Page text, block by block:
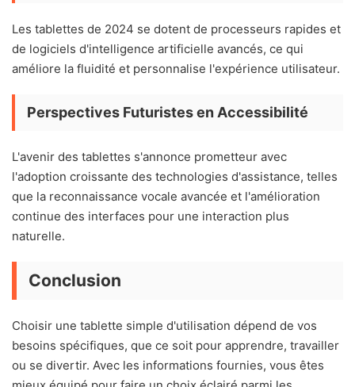
Les tablettes de 2024 se dotent de processeurs rapides et
de logiciels d'intelligence artificielle avancés, ce qui
améliore la fluidité et personnalise l'expérience utilisateur.
Perspectives Futuristes en Accessibilité
L'avenir des tablettes s'annonce prometteur avec
l'adoption croissante des technologies d'assistance, telles
que la reconnaissance vocale avancée et l'amélioration
continue des interfaces pour une interaction plus
naturelle.
Conclusion
Choisir une tablette simple d'utilisation dépend de vos
besoins spécifiques, que ce soit pour apprendre, travailler
ou se divertir. Avec les informations fournies, vous êtes